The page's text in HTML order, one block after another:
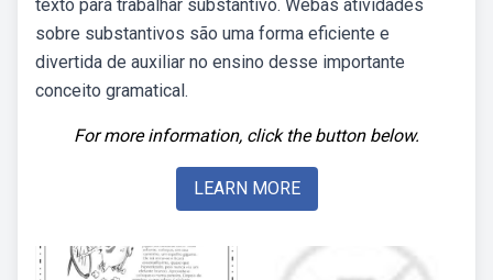
texto para trabalhar substantivo. Webas atividades
sobre substantivos são uma forma eficiente e
divertida de auxiliar no ensino desse importante
conceito gramatical.
For more information, click the button below.
LEARN MORE